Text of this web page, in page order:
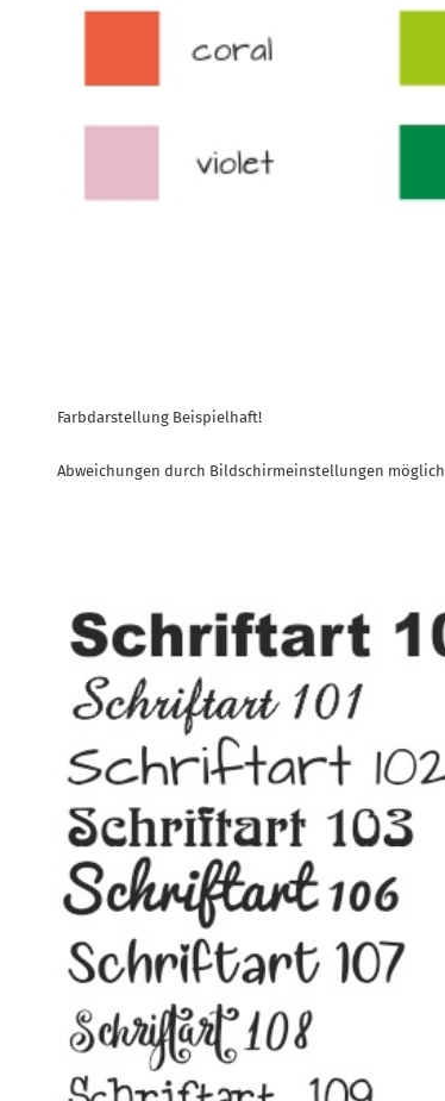
Farbdarstellung Beispielhaft!
Abweichungen durch Bildschirmeinstellungen möglich